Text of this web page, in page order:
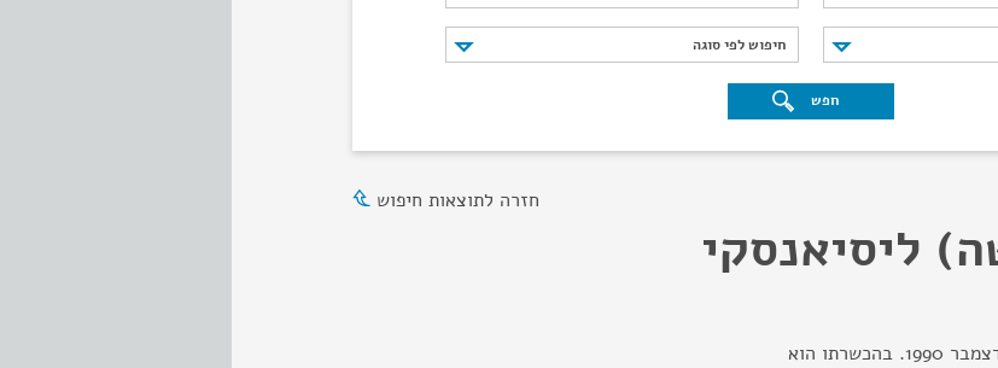
חיפוש לפי סוגה
חיפוש לפי סוגה
חפש
חזרה לתוצאות חיפוש
ליסיאנסקי
נולד ברוסיה ב-1958. עלה ארצה בדצמבר 1990. בהכשרתו הוא